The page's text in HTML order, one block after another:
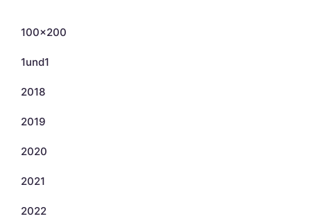
100×200
1und1
2018
2019
2020
2021
2022